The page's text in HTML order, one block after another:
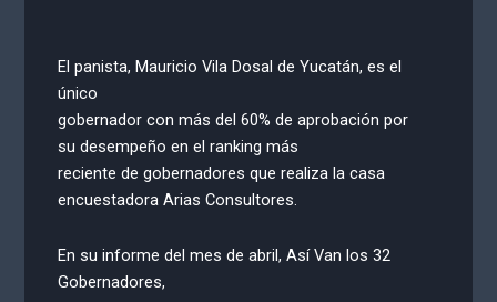
El panista, Mauricio Vila Dosal de Yucatán, es el
único
gobernador con más del 60% de aprobación por
su desempeño en el ranking más
reciente de gobernadores que realiza la casa
encuestadora Arias Consultores.
En su informe del mes de abril, Así Van los 32
Gobernadores,